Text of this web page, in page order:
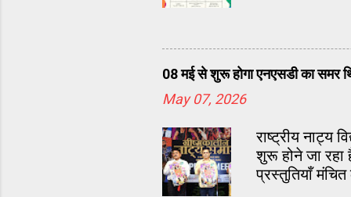
08 मई से शुरू होगा एनएसडी का समर
May 07, 2026
राष्ट्रीय नाट्य
शुरू होने जा
प्रस्तुतियाँ मंचित